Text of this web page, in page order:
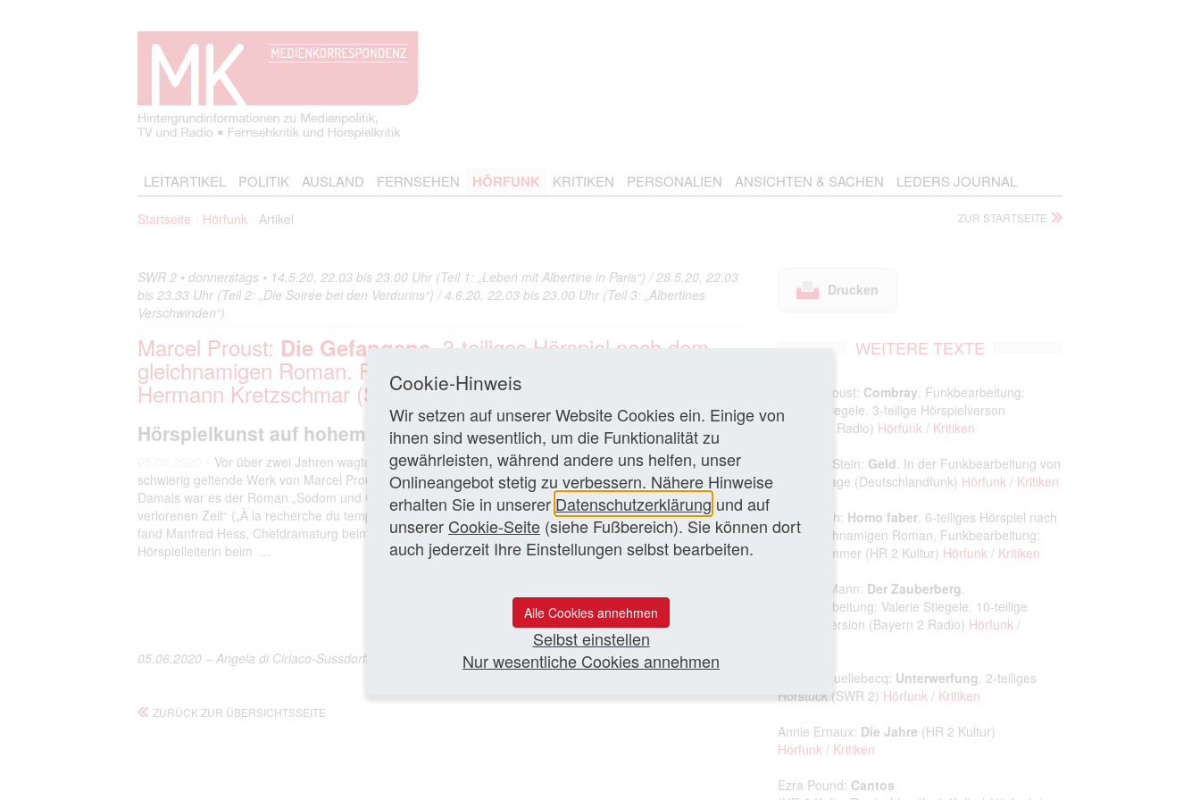
LEITARTIKEL POLITIK AUSLAND FERNSEHEN HÖRFUNK KRITIKEN PERSONALIEN ANSICHTEN & SACHEN LEDERS JOURNAL
Startseite Hörfunk Artikel ZUR STARTSEITE
SWR 2 • donnerstags • 14.5.20, 22.03 bis 23.00 Uhr (Teil 1: „Leben mit Albertine in Paris“) / 28.5.20, 22.03
bis 23.33 Uhr (Teil 2: „Die Soirée bei den Verdurins“) / 4.6.20, 22.03 bis 23.00 Uhr (Teil 3: „Albertines
Verschwinden“)
Marcel Proust: Die Gefangene . 3‑teiliges Hörspiel nach dem
gleichnamigen Roman. Funkbearbeitung: Manfred Hess und
Hermann Kretzschmar (SWR 2/Deutschlandfunk)
Hörspielkunst auf hohem Niveau
Vor über zwei Jahren wagte man im Südwestrundfunk (SWR) den Versuch, das als sehr
schwierig geltende Werk von Marcel Proust (1871-1922) in Teilen als Hörspielbearbeitung vorzustellen.
Damals war es der Roman „Sodom und Gomorrha“ aus Prousts Opus summum „Auf der Suche nach der
verlorenen Zeit“ („À la recherche du temps perdu“). Für die neue Adaption des Romans „Die Gefangene“
fand Manfred Hess, Chefdramaturg beim SWR und erfahrener Bearbeiter, in Sabine Küchler,
Hörspielleiterin beim ...
05.06.2020 – Angela di Ciriaco-Sussdorff/MK
ZURÜCK ZUR ÜBERSICHTSSEITE
Drucken
WEITERE TEXTE
Marcel Proust: Combray. Funkbearbeitung:
Valerie Stiegele. 3‑teilige Hörspielverson
(Bayern 2 Radio) Hörfunk/ Kritiken
Gertrude Stein: Geld. In der Funkbearbeitung von
Ulrike Haage (Deutschlandfunk) Hörfunk/ Kritiken
Max Frisch: Homo faber. 6‑teiliges Hörspiel nach
dem gleichnamigen Roman, Funkbearbeitung:
Heinz Sommer (HR 2 Kultur) Hörfunk/ Kritiken
Thomas Mann: Der Zauberberg.
Funkbearbeitung: Valerie Stiegele. 10‑teilige
Hörspielversion (Bayern 2 Radio) Hörfunk/
Michel Houellebecq: Unterwerfung. 2-teiliges
Hörstück (SWR 2) Hörfunk/ Kritiken
Annie Ernaux: Die Jahre (HR 2 Kultur)
Hörfunk/ Kritiken
Ezra Pound: Cantos
Cookie-Hinweis
Wir setzen auf unserer Website Cookies ein. Einige von
ihnen sind wesentlich, um die Funktionalität zu
gewährleisten, während andere uns helfen, unser
Onlineangebot stetig zu verbessern. Nähere Hinweise
erhalten Sie in unserer Datenschutzerklärung und auf
unserer Cookie-Seite (siehe Fußbereich). Sie können dort
auch jederzeit Ihre Einstellungen selbst bearbeiten.
Alle Cookies annehmen
Selbst einstellen
Nur wesentliche Cookies annehmen